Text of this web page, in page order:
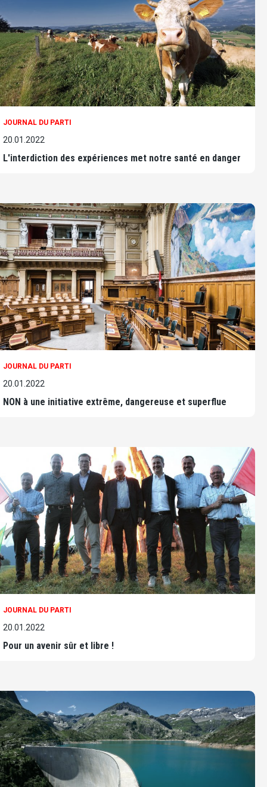
JOURNAL DU PARTI
20.01.2022
L'interdiction des expériences met notre santé en danger
JOURNAL DU PARTI
20.01.2022
NON à une initiative extrême, dangereuse et superflue
JOURNAL DU PARTI
20.01.2022
Pour un avenir sûr et libre !